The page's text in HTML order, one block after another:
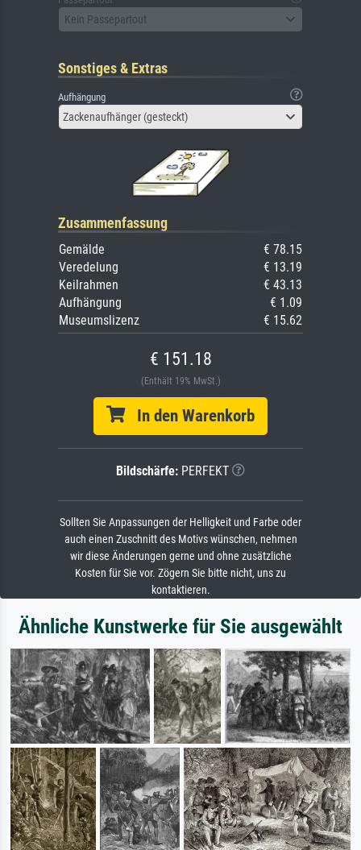
Kein Passepartout
Sonstiges & Extras
Aufhängung
Zackenaufhänger (gesteckt)
Zusammenfassung
Gemälde
€ 78.15
Veredelung
€ 13.19
Keilrahmen
€ 43.13
Aufhängung
€ 1.09
Museumslizenz
€ 15.62
€ 151.18
(Enthält 19% MwSt.)
In den Warenkorb
Bildschärfe: PERFEKT
Sollten Sie Anpassungen der Helligkeit und Farbe oder
auch einen Zuschnitt des Motivs wünschen, nehmen
wir diese Änderungen gerne und ohne zusätzliche
Kosten für Sie vor. Zögern Sie bitte nicht, uns zu
kontaktieren.
Ähnliche Kunstwerke für Sie ausgewählt